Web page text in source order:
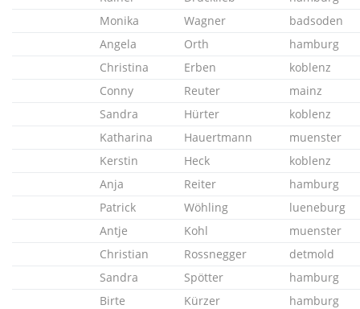
Monika
Wagner
badsoden
Angela
Orth
hamburg
Christina
Erben
koblenz
Conny
Reuter
mainz
Sandra
Hürter
koblenz
Katharina
Hauertmann
muenster
Kerstin
Heck
koblenz
Anja
Reiter
hamburg
Patrick
Wöhling
lueneburg
Antje
Kohl
muenster
Christian
Rossnegger
detmold
Sandra
Spötter
hamburg
Birte
Kürzer
hamburg